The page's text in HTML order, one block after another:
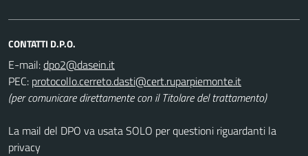
CONTATTI D.P.O.
E-mail:
PEC:
(per comunicare direttamente con il Titolare del trattamento)
La mail del DPO va usata SOLO per questioni riguardanti la
privacy